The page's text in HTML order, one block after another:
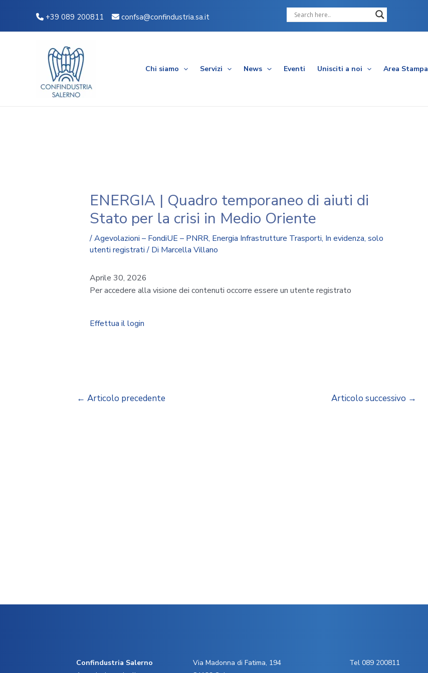
contenuto
+39 089 200811 confsa@confindustria.sa.it
Chi siamo Servizi News Eventi Unisciti a noi Area Stampa
ENERGIA | Quadro temporaneo di aiuti di
Stato per la crisi in Medio Oriente
/Agevolazioni – FondiUE – PNRR, Energia Infrastrutture Trasporti, In evidenza, solo
utenti registrati/ Di Marcella Villano
Aprile 30, 2026
Per accedere alla visione dei contenuti occorre essere un utente registrato
Effettua il login
articoli
← Articolo precedente Articolo successivo →
Confindustria Salerno
Via Madonna di Fatima, 194
Tel 089 200811